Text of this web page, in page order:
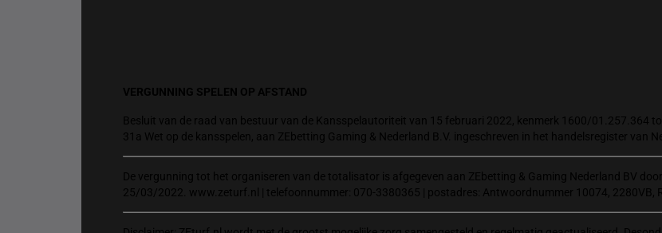
VERGUNNING SPELEN OP AFSTAND
Besluit van de raad van bestuur van de Kansspelautoriteit van 15 februari 2022, kenmerk 1600/01.257.364
31a Wet op de kansspelen, aan ZEbetting Gaming & Nederland B.V. ingeschreven in het handelsregister van
De vergunning tot het organiseren van de totalisator is afgegeven aan ZEbetting & Gaming Nederland BV
25/03/2022. www.zeturf.nl | telefoonnummer: 070-3380365 | postadres: Antwoordnummer 10074, 2280VB,